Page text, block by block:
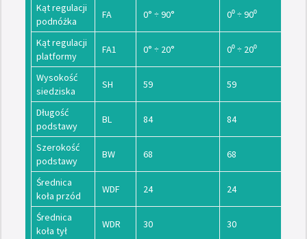
Kąt regulacji
podnóżka
FA 0° ÷ 90° 0⁰ ÷ 90⁰
Kąt regulacji
platformy
FA1 0° ÷ 20° 0⁰ ÷ 20⁰
Wysokość
siedziska
SH 59 59
Długość
podstawy
BL 84 84
Szerokość
podstawy
BW 68 68
Średnica
koła przód
WDF 24 24
Średnica
koła tył
WDR 30 30